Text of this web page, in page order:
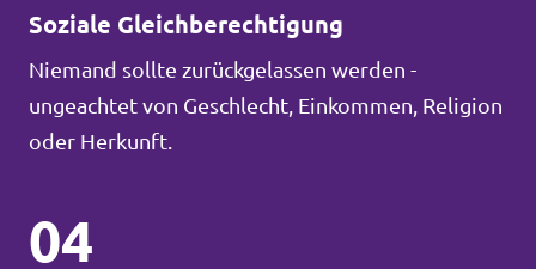
Soziale Gleichberechtigung
Niemand sollte zurückgelassen werden -
ungeachtet von Geschlecht, Einkommen, Religion
oder Herkunft.
04